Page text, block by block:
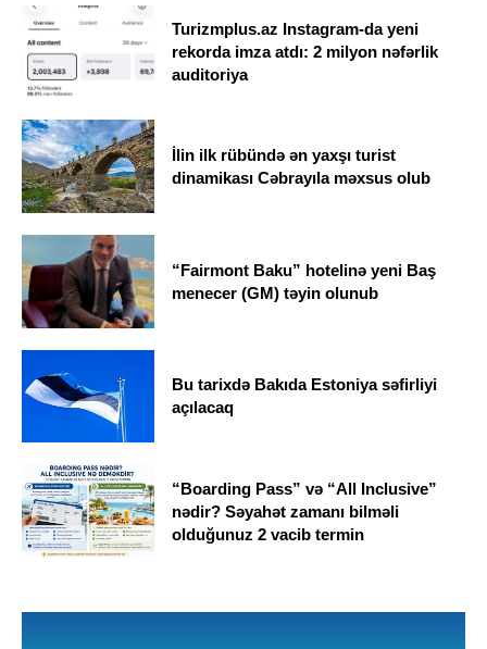
Turizmplus.az Instagram-da yeni
rekorda imza atdı: 2 milyon nəfərlik
auditoriya
İlin ilk rübündə ən yaxşı turist
dinamikası Cəbrayıla məxsus olub
“Fairmont Baku” hotelinə yeni Baş
menecer (GM) təyin olunub
Bu tarixdə Bakıda Estoniya səfirliyi
açılacaq
“Boarding Pass” və “All Inclusive”
nədir? Səyahət zamanı bilməli
olduğunuz 2 vacib termin